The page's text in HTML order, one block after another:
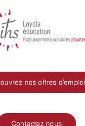
nos offres d’emploi
Contactez nous